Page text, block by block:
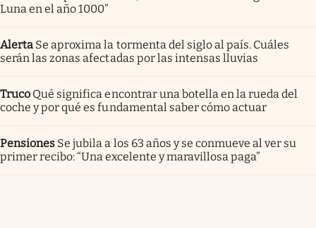
Luna en el año 1000”
Alerta Se aproxima la tormenta del siglo al país. Cuáles
serán las zonas afectadas por las intensas lluvias
Truco Qué significa encontrar una botella en la rueda del
coche y por qué es fundamental saber cómo actuar
Pensiones Se jubila a los 63 años y se conmueve al ver su
primer recibo: “Una excelente y maravillosa paga”